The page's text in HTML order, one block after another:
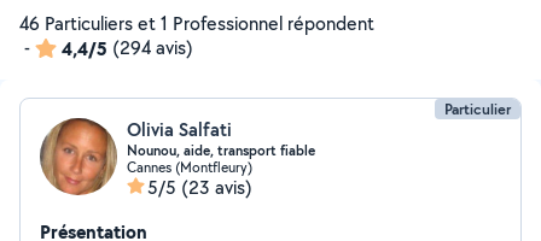
46 Particuliers et 1 Professionnel répondent
-
4,4/5 (294 avis)
Particulier
Olivia Salfati
Nounou, aide, transport fiable
Cannes (Montfleury)
5/5 (23 avis)
Présentation